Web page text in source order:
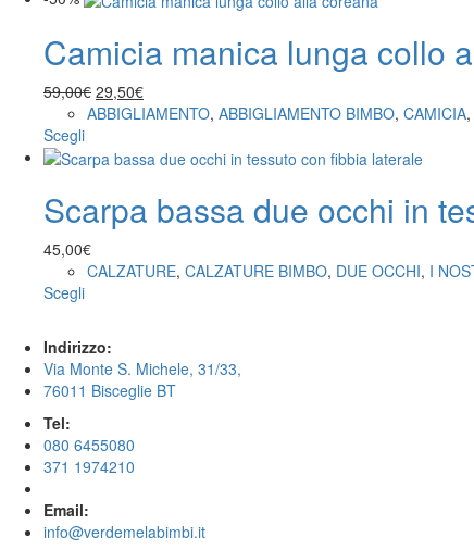
nella
del
70,00€
varianti.
Le
opzioni
possono
essere
scelte
pagina
prodotto
Camicia manica lunga collo
59,00€ Il
prezzo
era:
29,50€Il
prezzo
è:
ABBIGLIAMENTO, ABBIGLIAMENTO BIMBO, CAMICIA,
ScegliQuesto
prodotto
varianti.
Le
opzioni
possono
nella
pagina
del
Scarpa bassa due occhi in
45,00€
CALZATURE, CALZATURE BIMBO, DUE OCCHI, I
ScegliQuesto
più
varianti.
Le
possono
essere
nella
pagina
Indirizzo:
Via Monte S. Michele, 31/33,
76011 Bisceglie BT
Tel:
080 6455080
371 1974210
Email:
info@verdemelabimbi.it